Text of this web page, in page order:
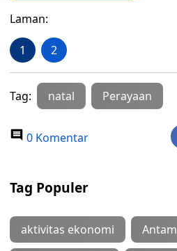
Laman:
1 2
Tag: natal Perayaan
0 Komentar
Tag Populer
aktivitas ekonomi Antam